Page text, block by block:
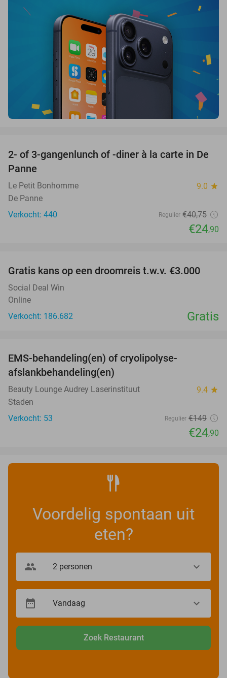
39%
2- of 3-gangenlunch of -diner à la carte in De
Panne
Le Petit Bonhomme 9.0 star
De Panne
Verkocht: 440
Regulier €40,75
€24,90
Gratis kans op een droomreis t.w.v. €3.000
Social Deal Win
Online
Verkocht: 186.682
Gratis
EMS-behandeling(en) of cryolipolyse-
afslankbehandeling(en)
Beauty Lounge Audrey Laserinstituut 9.4 star
Staden
Verkocht: 53
Regulier €149
€24,90
Voordelig spontaan uit
eten?
Zoek Restaurant